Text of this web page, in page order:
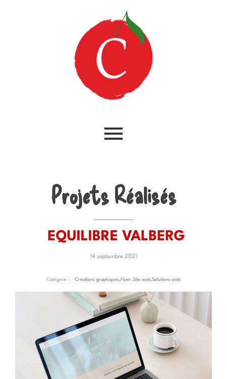
Projets Réalisés
EQUILIBRE VALBERG
14 septembre 2021
Catégorie : Créations graphiques, Flyer,Site web,Solutions web